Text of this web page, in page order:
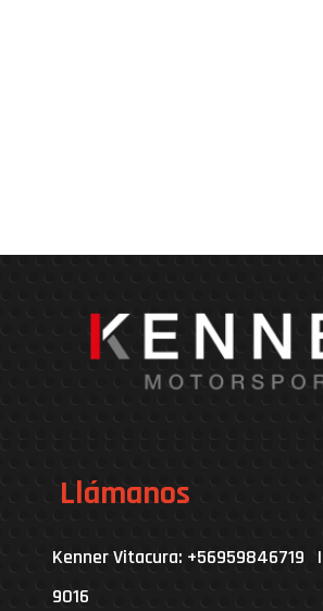
Llámanos
Kenner Vitacura: +56959846719
9016